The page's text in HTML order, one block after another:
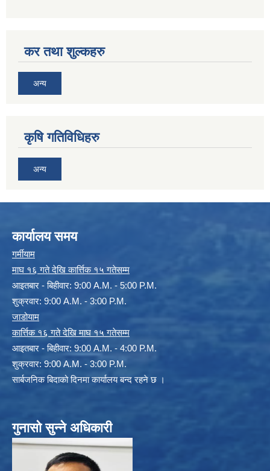
कर तथा शुल्कहरु
अन्य
कृषि गतिविधिहरु
अन्य
कार्यालय समय
गर्मीयाम
माघ १६ गते देखि कार्त्तिक १५ गतेसम्म
आइतबार - बिहीवार: 9:00 A.M. - 5:00 P.M.
शुक्रवार: 9:00 A.M. - 3:00 P.M.
जाडोयाम
कार्त्तिक १६ गते देखि माघ १५ गतेसम्म
आइतबार - बिहीवार: 9:00 A.M. - 4:00 P.M.
शुक्रवार: 9:00 A.M. - 3:00 P.M.
सार्बजनिक बिदाको दिनमा कार्यालय बन्द रहने छ ।
गुनासो सुन्ने अधिकारी